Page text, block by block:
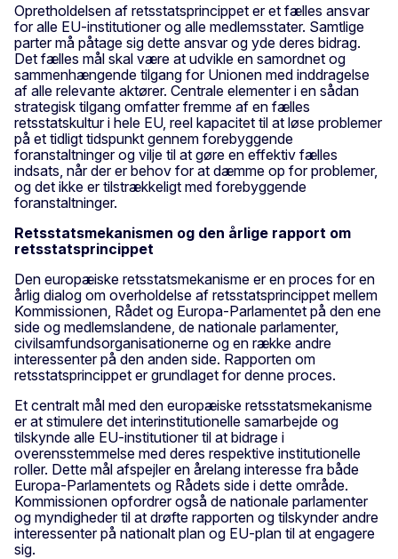
Opretholdelsen af retsstatsprincippet er et fælles ansvar
for alle EU-institutioner og alle medlemsstater. Samtlige
parter må påtage sig dette ansvar og yde deres bidrag.
Det fælles mål skal være at udvikle en samordnet og
sammenhængende tilgang for Unionen med inddragelse
af alle relevante aktører. Centrale elementer i en sådan
strategisk tilgang omfatter fremme af en fælles
retsstatskultur i hele EU, reel kapacitet til at løse problemer
på et tidligt tidspunkt gennem forebyggende
foranstaltninger og vilje til at gøre en effektiv fælles
indsats, når der er behov for at dæmme op for problemer,
og det ikke er tilstrækkeligt med forebyggende
foranstaltninger.
Retsstatsmekanismen og den årlige rapport om
retsstatsprincippet
Den europæiske retsstatsmekanisme er en proces for en
årlig dialog om overholdelse af retsstatsprincippet mellem
Kommissionen, Rådet og Europa-Parlamentet på den ene
side og medlemslandene, de nationale parlamenter,
civilsamfundsorganisationerne og en række andre
interessenter på den anden side. Rapporten om
retsstatsprincippet er grundlaget for denne proces.
Et centralt mål med den europæiske retsstatsmekanisme
er at stimulere det interinstitutionelle samarbejde og
tilskynde alle EU-institutioner til at bidrage i
overensstemmelse med deres respektive institutionelle
roller. Dette mål afspejler en årelang interesse fra både
Europa-Parlamentets og Rådets side i dette område.
Kommissionen opfordrer også de nationale parlamenter
og myndigheder til at drøfte rapporten og tilskynder andre
interessenter på nationalt plan og EU-plan til at engagere
sig.